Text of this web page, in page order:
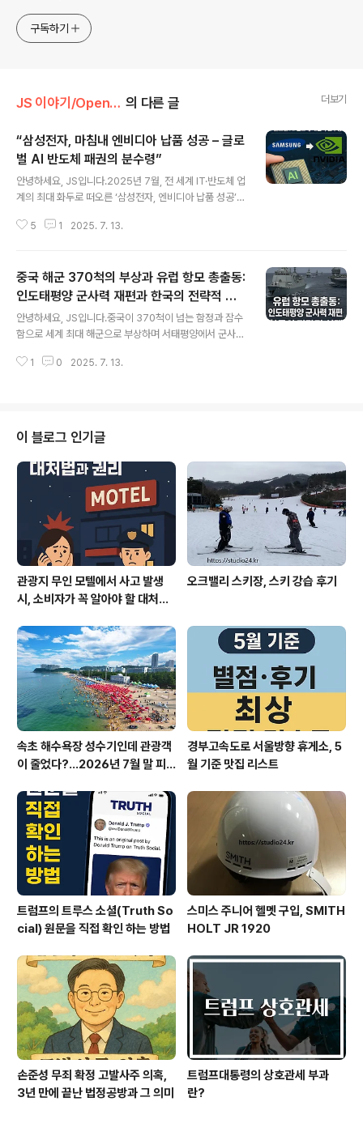
구독하기
JS 이야기/Open AI 의 다른 글 더보기
“삼성전자, 마침내 엔비디아 납품 성공 – 글로
벌 AI 반도체 패권의 분수령”
안녕하세요, JS입니다.2025년 7월, 전 세계 IT·반도체 업
계의 최대 화두로 떠오른 ‘삼성전자, 엔비디아 납품 성공’의
은 단순한 대형 수주를 넘어, AI 반도체 생태계의 판도 변
계 분석, 공식 자료를 바탕으로 파워블로그 스타일로 안내
합니다.[주요 내용 요약]삼성전자, 2025년 7월 엔비디아
에 HBM4(차세대 고대역폭 메모리) 및 첨단 패키징 공급
본격화TSMC·SK하이닉스와의 3파전에서 기술력·공급망
안정성 인정받아 납품 성사엔비디아, AI 슈퍼컴퓨터·데이
터센터용 GPU 생산에 삼성 HBM4 채택한국 반도체 산
5 1 2025. 7. 13.
중국 해군 370척의 부상과 유럽 항모 총출동:
인도태평양 군사력 재편과 한국의 전략적 선
택
안녕하세요, JS입니다.중국이 370척이 넘는 함정과 잠수
함으로 세계 최대 해군으로 부상하며 서태평양에서 군사적
3국이 항공모함을 인도태평양에 잇따라 파견하는 현상과
을 정리합니다. 1. 주요 내용 요약중국 인민해방군 해군, 3
70척 이상의 함정·잠수함으로 미국 해군을 앞질러 세계 최
대 해군 보유2025년 6월, 중국 항공모함 2척이 서태평양
에 동시에 전개, 해군력 과시미국은 중동 긴장에 집중하며
서태평양 항모 전력을 일시적으로 축소영국·프랑스·이탈리
아 등 유럽 나토 3국, 항공모..
1 0 2025. 7. 13.
이 블로그 인기글
관광지 무인 모텔에서 사고 발생
시, 소비자가 꼭 알아야 할 대처법
오크밸리 스키장, 스키 강습 후기
속초 해수욕장 성수기인데 관광객
이 줄었다?…2026년 7월 말 피
경부고속도로 서울방향 휴게소, 5
월 기준 맛집 리스트
트럼프의 트루스 소셜(Truth So
cial) 원문을 직접 확인 하는 방법
스미스 주니어 헬멧 구입, SMITH
HOLT JR 1920
손준성 무죄 확정 고발사주 의혹,
3년 만에 끝난 법정공방과 그 의미
트럼프대통령의 상호관세 부과
란?